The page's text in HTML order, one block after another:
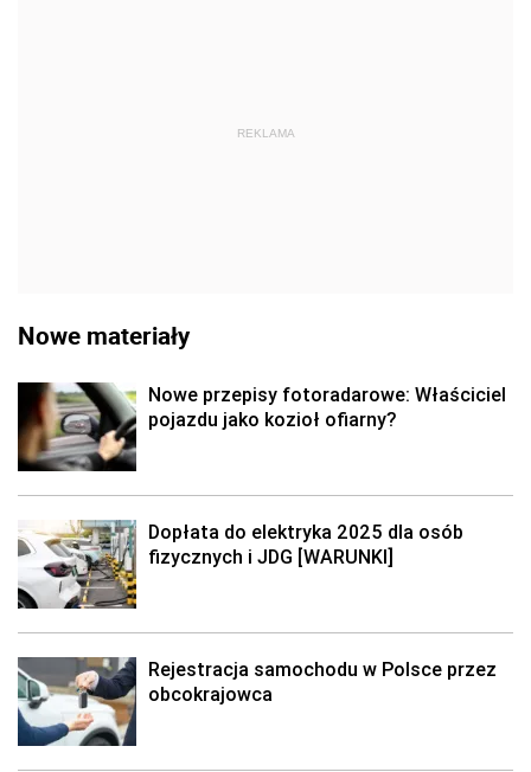
REKLAMA
Nowe materiały
Nowe przepisy fotoradarowe: Właściciel
pojazdu jako kozioł ofiarny?
Dopłata do elektryka 2025 dla osób
fizycznych i JDG [WARUNKI]
Rejestracja samochodu w Polsce przez
obcokrajowca